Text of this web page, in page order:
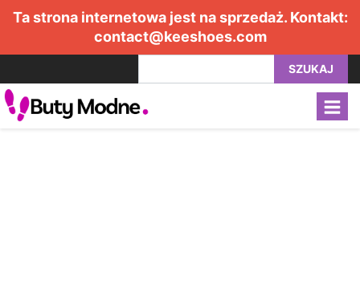
Ta strona internetowa jest na sprzedaż. Kontakt:
contact@keeshoes.com
SZUKAJ